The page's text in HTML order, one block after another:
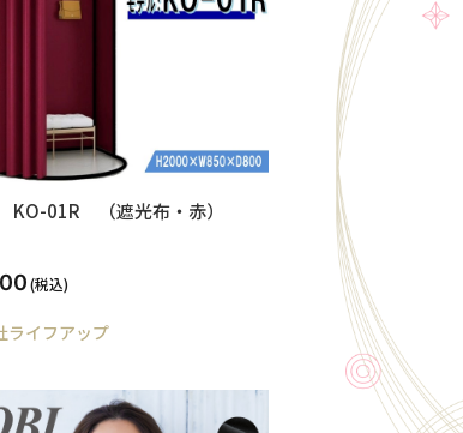
01R （遮光布・赤）
(税込)
ライフアップ